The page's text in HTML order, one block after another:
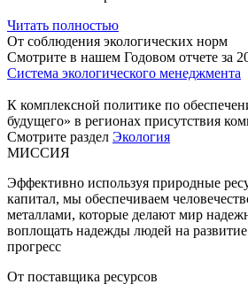
Читать полностью
От соблюдения экологических норм
Смотрите в нашем Годовом отчете за
Система экологического менеджмента
К комплексной политике по
будущего» в регионах присутствия
Смотрите раздел Экология
МИССИЯ
Эффективно используя природные
капитал, мы обеспечиваем
металлами, которые делают мир
воплощать надежды людей на
прогресс
От поставщика ресурсов